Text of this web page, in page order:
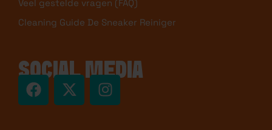
Veel gestelde vragen (FAQ)
Cleaning Guide De Sneaker Reiniger
SOCIAL MEDIA